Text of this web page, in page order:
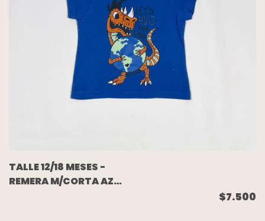
TALLE 12/18 MESES -
REMERA M/CORTA AZUL
$7.500